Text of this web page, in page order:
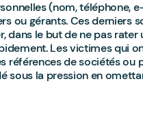
(nom, téléphone,
ou gérants. Ces derniers
dans le but de ne pas
Les victimes qui
références de sociétés ou
sous la pression en